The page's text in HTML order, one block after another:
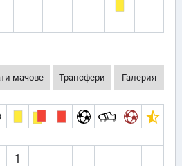
мачове Трансфери Галерия
1